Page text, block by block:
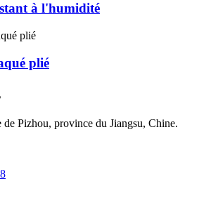
à l'humidité
plié
de Pizhou, province du Jiangsu, Chine.